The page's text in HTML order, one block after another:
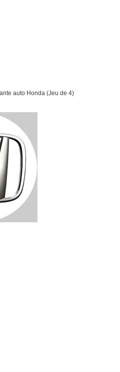
auto Honda (Jeu de 4)